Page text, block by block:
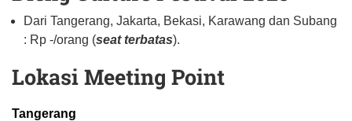
Dari Tangerang, Jakarta, Bekasi, Karawang dan Subang
: Rp -/orang (seat terbatas).
Lokasi Meeting Point
Tangerang